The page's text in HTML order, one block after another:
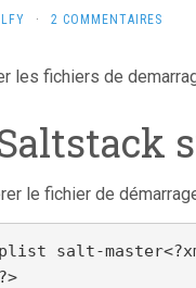
· 2 COMMENTAIRES
les fichiers de
le fichier de
salt-